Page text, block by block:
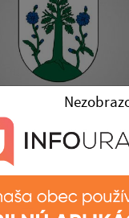
volebnej komisie
vo volebnom